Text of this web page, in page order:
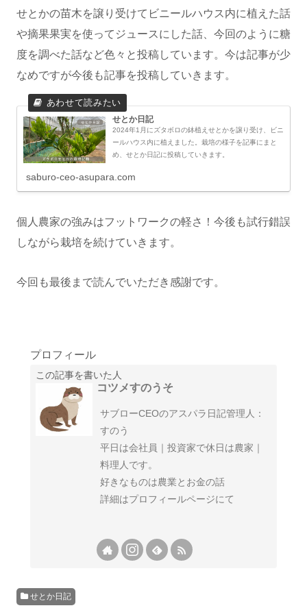
せとかの苗木を譲り受けてビニールハウス内に植えた話
や摘果果実を使ってジュースにした話、今回のように糖
度を調べた話など色々と投稿しています。今は記事が少
なめですが今後も記事を投稿していきます。
せとか日記
2024年1月にズタボロの鉢植えせとかを譲り受け、ビニ
ールハウス内に植えました。栽培の様子を記事にまと
め、せとか日記に投稿していきます。
saburo-ceo-asupara.com
個人農家の強みはフットワークの軽さ！今後も試行錯誤
しながら栽培を続けていきます。
今回も最後まで読んでいただき感謝です。
プロフィール
この記事を書いた人
コツメすのうそ
サブローCEOのアスパラ日記管理人：
すのう
平日は会社員｜投資家で休日は農家｜
料理人です。
好きなものは農業とお金の話
詳細はプロフィールページにて
せとか日記